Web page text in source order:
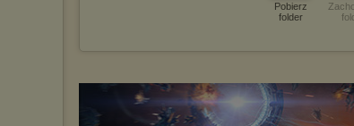
Pobierz
folder